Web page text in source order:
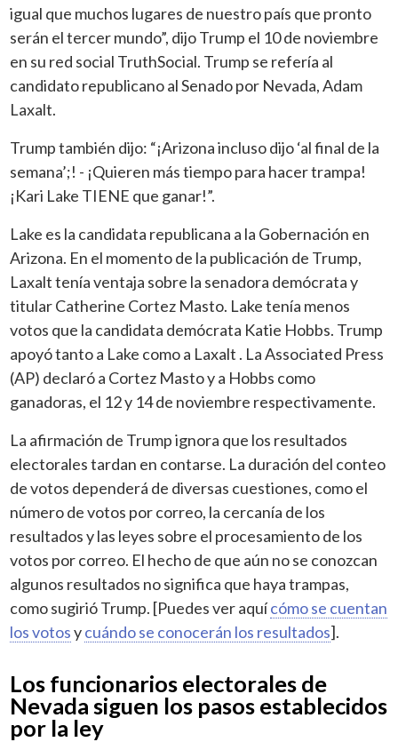
igual que muchos lugares de nuestro país que pronto
serán el tercer mundo”, dijo Trump el 10 de noviembre
en su red social TruthSocial. Trump se refería al
candidato republicano al Senado por Nevada, Adam
Laxalt.
Trump también dijo: “¡Arizona incluso dijo ‘al final de la
semana’;! - ¡Quieren más tiempo para hacer trampa!
¡Kari Lake TIENE que ganar!”.
Lake es la candidata republicana a la Gobernación en
Arizona. En el momento de la publicación de Trump,
Laxalt tenía ventaja sobre la senadora demócrata y
titular Catherine Cortez Masto. Lake tenía menos
votos que la candidata demócrata Katie Hobbs. Trump
apoyó tanto a Lake como a Laxalt . La Associated Press
(AP) declaró a Cortez Masto y a Hobbs como
ganadoras, el 12 y 14 de noviembre respectivamente.
La afirmación de Trump ignora que los resultados
electorales tardan en contarse. La duración del conteo
de votos dependerá de diversas cuestiones, como el
número de votos por correo, la cercanía de los
resultados y las leyes sobre el procesamiento de los
votos por correo. El hecho de que aún no se conozcan
algunos resultados no significa que haya trampas,
como sugirió Trump. [Puedes ver aquícómo se cuentan
los votosycuándo se conocerán los resultados].
Los funcionarios electorales de
Nevada siguen los pasos establecidos
por la ley